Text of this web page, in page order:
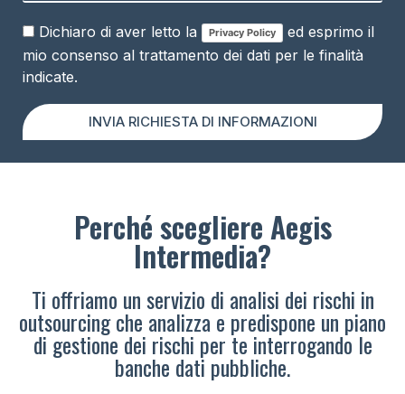
Dichiaro di aver letto la Privacy Policy
ed esprimo il
mio consenso al trattamento dei dati per le finalità
indicate.
INVIA RICHIESTA DI INFORMAZIONI
Perché scegliere Aegis
Intermedia?
Ti offriamo un servizio di analisi dei rischi in
outsourcing che analizza e predispone un piano
di gestione dei rischi per te interrogando le
banche dati pubbliche.